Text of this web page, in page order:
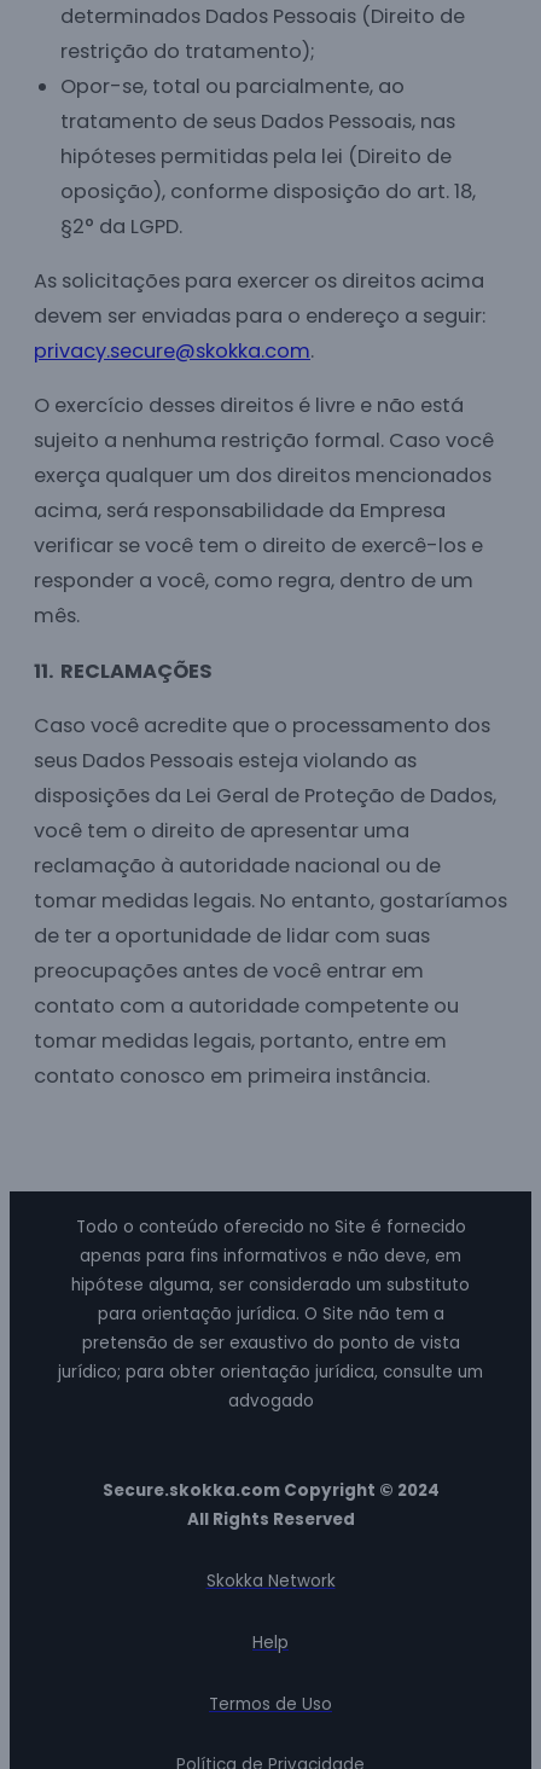
determinados Dados Pessoais (Direito de
restrição do tratamento);
Opor-se, total ou parcialmente, ao
tratamento de seus Dados Pessoais, nas
hipóteses permitidas pela lei (Direito de
oposição), conforme disposição do art. 18,
§2° da LGPD.
As solicitações para exercer os direitos acima
devem ser enviadas para o endereço a seguir:
privacy.secure@skokka.com.
O exercício desses direitos é livre e não está
sujeito a nenhuma restrição formal. Caso você
exerça qualquer um dos direitos mencionados
acima, será responsabilidade da Empresa
verificar se você tem o direito de exercê-los e
responder a você, como regra, dentro de um
mês.
11. RECLAMAÇÕES
Caso você acredite que o processamento dos
seus Dados Pessoais esteja violando as
disposições da Lei Geral de Proteção de Dados,
você tem o direito de apresentar uma
reclamação à autoridade nacional ou de
tomar medidas legais. No entanto, gostaríamos
de ter a oportunidade de lidar com suas
preocupações antes de você entrar em
contato com a autoridade competente ou
tomar medidas legais, portanto, entre em
contato conosco em primeira instância.
Todo o conteúdo oferecido no Site é fornecido
apenas para fins informativos e não deve, em
hipótese alguma, ser considerado um substituto
para orientação jurídica. O Site não tem a
pretensão de ser exaustivo do ponto de vista
jurídico; para obter orientação jurídica, consulte um
advogado
Secure.skokka.com Copyright © 2024
All Rights Reserved
Skokka Network
Help
Termos de Uso